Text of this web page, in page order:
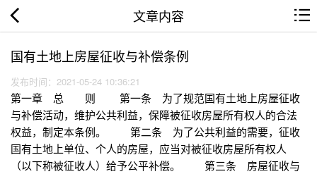
文章内容
国有土地上房屋征收与补偿条例
发布时间：2021-05-24 10:36:21
第一章 总 则 第一条 为了规范国有土地上房屋征收
与补偿活动，维护公共利益，保障被征收房屋所有权人的合法
权益，制定本条例。 第二条 为了公共利益的需要，征收
国有土地上单位、个人的房屋，应当对被征收房屋所有权人
（以下称被征收人）给予公平补偿。 第三条 房屋征收与